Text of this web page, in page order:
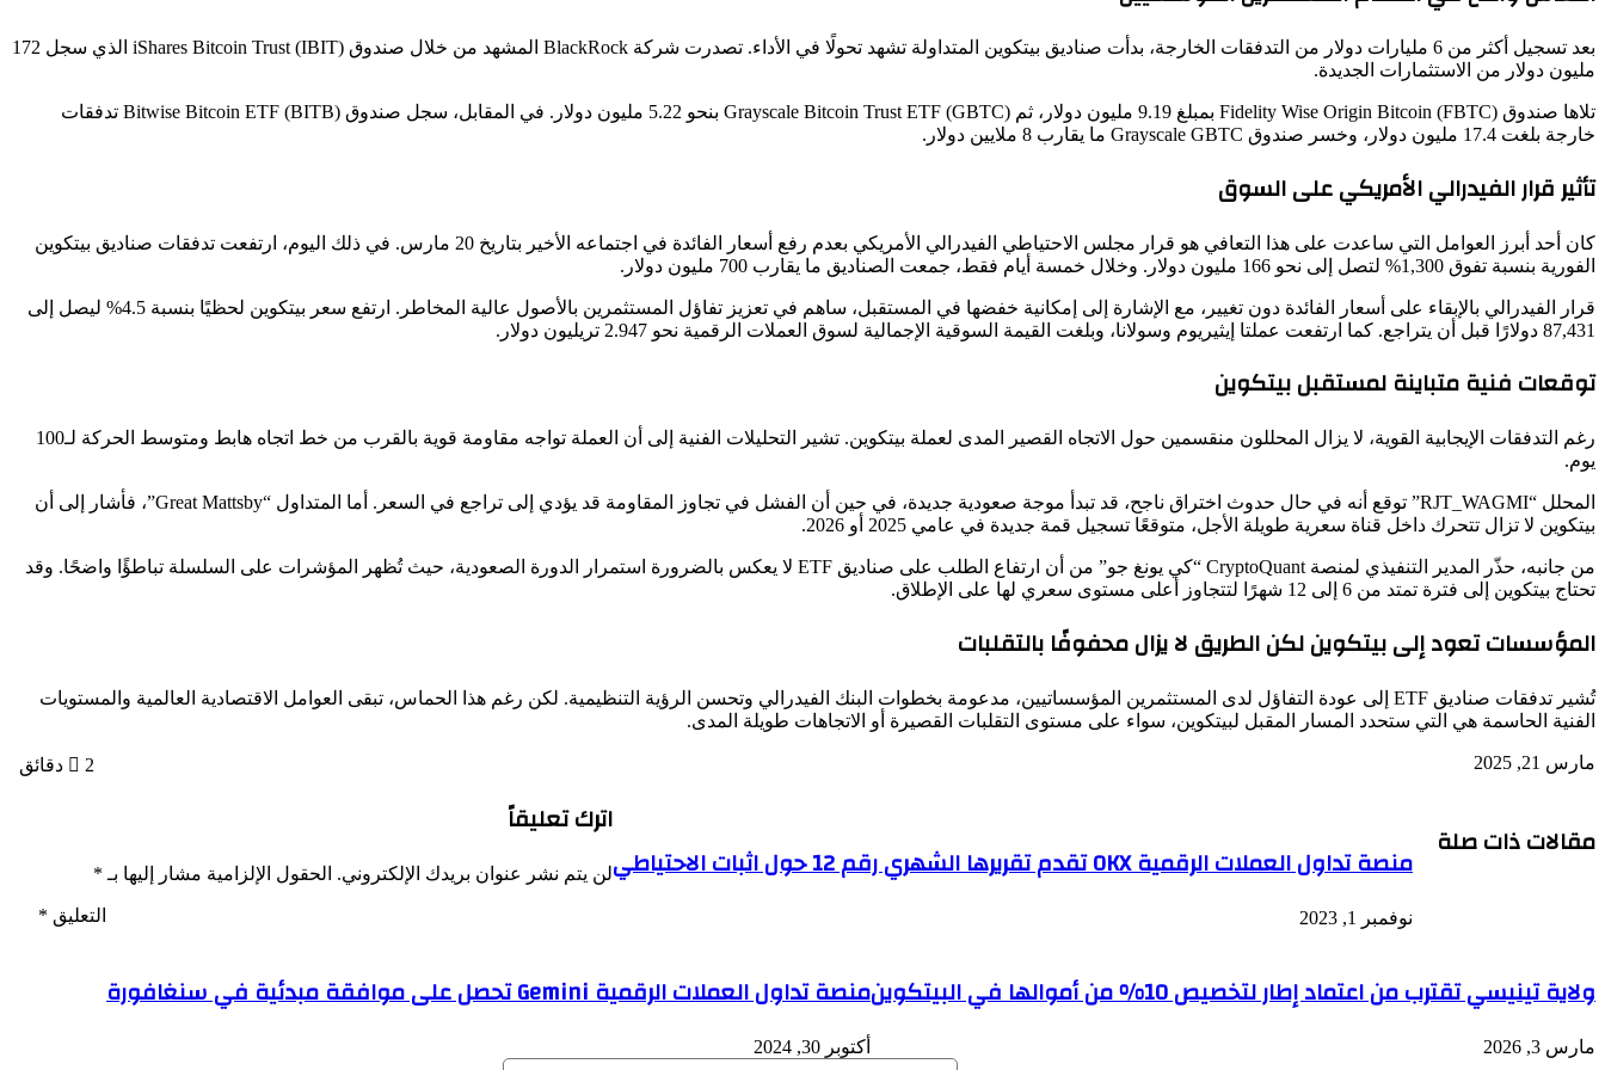
بعد تسجيل أكثر من 6 مليارات دولار من التدفقات الخارجة، بدأت صناديق بيتكوين المتداولة تشهد تحولًا في الأداء. تصدرت شركة BlackRock المشهد من خلال صندوق iShares Bitcoin Trust (IBIT) الذي سجل 172
مليون دولار من الاستثمارات الجديدة.
تلاها صندوق Fidelity Wise Origin Bitcoin (FBTC) بمبلغ 9.19 مليون دولار، ثم Grayscale Bitcoin Trust ETF (GBTC) بنحو 5.22 مليون دولار. في المقابل، سجل صندوق Bitwise Bitcoin ETF (BITB) تدفقات
خارجة بلغت 17.4 مليون دولار، وخسر صندوق Grayscale GBTC ما يقارب 8 ملايين دولار.
تأثير قرار الفيدرالي الأمريكي على السوق
كان أحد أبرز العوامل التي ساعدت على هذا التعافي هو قرار مجلس الاحتياطي الفيدرالي الأمريكي بعدم رفع أسعار الفائدة في اجتماعه الأخير بتاريخ 20 مارس. في ذلك اليوم، ارتفعت تدفقات صناديق بيتكوين
الفورية بنسبة تفوق 1,300% لتصل إلى نحو 166 مليون دولار. وخلال خمسة أيام فقط، جمعت الصناديق ما يقارب 700 مليون دولار.
قرار الفيدرالي بالإبقاء على أسعار الفائدة دون تغيير، مع الإشارة إلى إمكانية خفضها في المستقبل، ساهم في تعزيز تفاؤل المستثمرين بالأصول عالية المخاطر. ارتفع سعر بيتكوين لحظيًا بنسبة 4.5% ليصل إلى
87,431 دولارًا قبل أن يتراجع. كما ارتفعت عملتا إيثيريوم وسولانا، وبلغت القيمة السوقية الإجمالية لسوق العملات الرقمية نحو 2.947 تريليون دولار.
توقعات فنية متباينة لمستقبل بيتكوين
رغم التدفقات الإيجابية القوية، لا يزال المحللون منقسمين حول الاتجاه القصير المدى لعملة بيتكوين. تشير التحليلات الفنية إلى أن العملة تواجه مقاومة قوية بالقرب من خط اتجاه هابط ومتوسط الحركة لـ100
يوم.
المحلل “RJT_WAGMI” توقع أنه في حال حدوث اختراق ناجح، قد تبدأ موجة صعودية جديدة، في حين أن الفشل في تجاوز المقاومة قد يؤدي إلى تراجع في السعر. أما المتداول “Great Mattsby”، فأشار إلى أن
بيتكوين لا تزال تتحرك داخل قناة سعرية طويلة الأجل، متوقعًا تسجيل قمة جديدة في عامي 2025 أو 2026.
من جانبه، حذّر المدير التنفيذي لمنصة CryptoQuant “كي يونغ جو” من أن ارتفاع الطلب على صناديق ETF لا يعكس بالضرورة استمرار الدورة الصعودية، حيث تُظهر المؤشرات على السلسلة تباطؤًا واضحًا. وقد
تحتاج بيتكوين إلى فترة تمتد من 6 إلى 12 شهرًا لتتجاوز أعلى مستوى سعري لها على الإطلاق.
المؤسسات تعود إلى بيتكوين لكن الطريق لا يزال محفوفًا بالتقلبات
تُشير تدفقات صناديق ETF إلى عودة التفاؤل لدى المستثمرين المؤسساتيين، مدعومة بخطوات البنك الفيدرالي وتحسن الرؤية التنظيمية. لكن رغم هذا الحماس، تبقى العوامل الاقتصادية العالمية والمستويات
الفنية الحاسمة هي التي ستحدد المسار المقبل لبيتكوين، سواء على مستوى التقلبات القصيرة أو الاتجاهات طويلة المدى.
مارس 21, 2025 2 دقائق
مقالات ذات صلة
منصة تداول العملات الرقمية OKX تقدم تقريرها الشهري رقم 12 حول اثبات الاحتياطي
نوفمبر 1, 2023
ولاية تينيسي تقترب من اعتماد إطار لتخصيص 10% من أموالها في البيتكوين
مارس 3, 2026
منصة تداول العملات الرقمية Gemini تحصل على موافقة مبدئية في سنغافورة
أكتوبر 30, 2024
اترك تعليقاً
لن يتم نشر عنوان بريدك الإلكتروني. الحقول الإلزامية مشار إليها بـ *
التعليق *